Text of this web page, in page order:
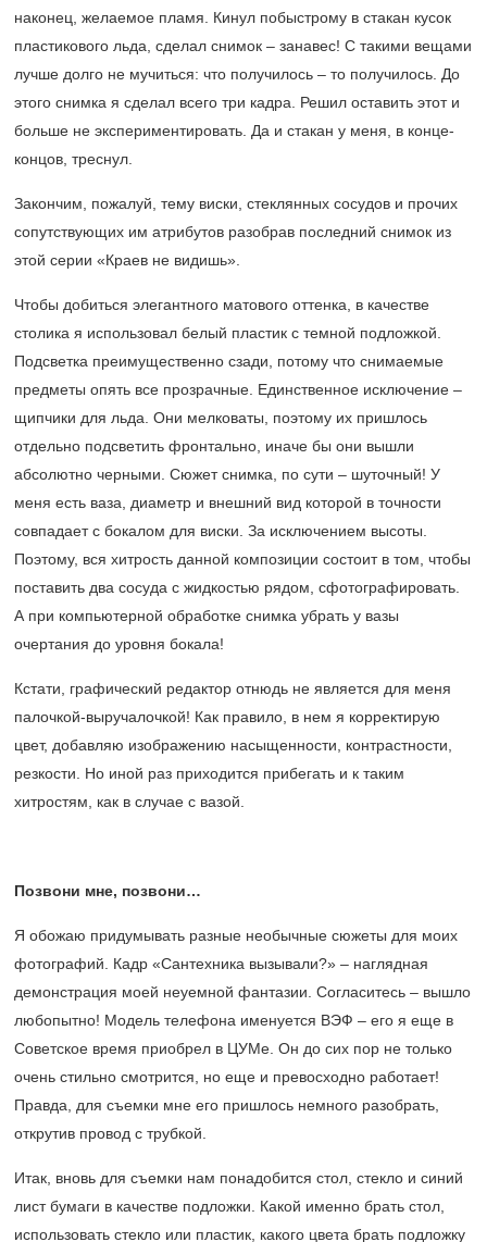
наконец, желаемое пламя. Кинул побыстрому в стакан кусок
пластикового льда, сделал снимок – занавес! С такими вещами
лучше долго не мучиться: что получилось – то получилось. До
этого снимка я сделал всего три кадра. Решил оставить этот и
больше не экспериментировать. Да и стакан у меня, в конце-
концов, треснул.
Закончим, пожалуй, тему виски, стеклянных сосудов и прочих
сопутствующих им атрибутов разобрав последний снимок из
этой серии «Краев не видишь».
Чтобы добиться элегантного матового оттенка, в качестве
столика я использовал белый пластик с темной подложкой.
Подсветка преимущественно сзади, потому что снимаемые
предметы опять все прозрачные. Единственное исключение –
щипчики для льда. Они мелковаты, поэтому их пришлось
отдельно подсветить фронтально, иначе бы они вышли
абсолютно черными. Сюжет снимка, по сути – шуточный! У
меня есть ваза, диаметр и внешний вид которой в точности
совпадает с бокалом для виски. За исключением высоты.
Поэтому, вся хитрость данной композиции состоит в том, чтобы
поставить два сосуда с жидкостью рядом, сфотографировать.
А при компьютерной обработке снимка убрать у вазы
очертания до уровня бокала!
Кстати, графический редактор отнюдь не является для меня
палочкой-выручалочкой! Как правило, в нем я корректирую
цвет, добавляю изображению насыщенности, контрастности,
резкости. Но иной раз приходится прибегать и к таким
хитростям, как в случае с вазой.
Позвони мне, позвони…
Я обожаю придумывать разные необычные сюжеты для моих
фотографий. Кадр «Сантехника вызывали?» – наглядная
демонстрация моей неуемной фантазии. Согласитесь – вышло
любопытно! Модель телефона именуется ВЭФ – его я еще в
Советское время приобрел в ЦУМе. Он до сих пор не только
очень стильно смотрится, но еще и превосходно работает!
Правда, для съемки мне его пришлось немного разобрать,
открутив провод с трубкой.
Итак, вновь для съемки нам понадобится стол, стекло и синий
лист бумаги в качестве подложки. Какой именно брать стол,
использовать стекло или пластик, какого цвета брать подложку